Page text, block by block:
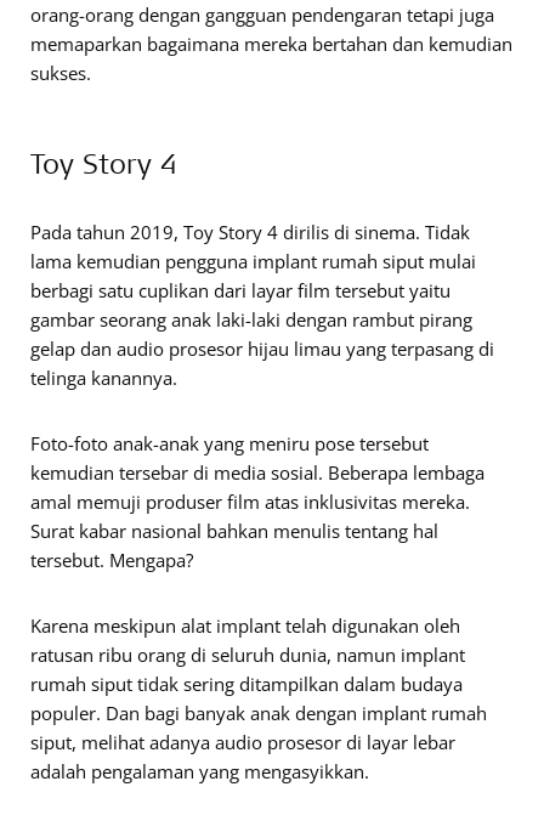
orang-orang dengan gangguan pendengaran tetapi juga
memaparkan bagaimana mereka bertahan dan kemudian
sukses.
Toy Story 4
Pada tahun 2019, Toy Story 4 dirilis di sinema. Tidak
lama kemudian pengguna implant rumah siput mulai
berbagi satu cuplikan dari layar film tersebut yaitu
gambar seorang anak laki-laki dengan rambut pirang
gelap dan audio prosesor hijau limau yang terpasang di
telinga kanannya.
Foto-foto anak-anak yang meniru pose tersebut
kemudian tersebar di media sosial. Beberapa lembaga
amal memuji produser film atas inklusivitas mereka.
Surat kabar nasional bahkan menulis tentang hal
tersebut. Mengapa?
Karena meskipun alat implant telah digunakan oleh
ratusan ribu orang di seluruh dunia, namun implant
rumah siput tidak sering ditampilkan dalam budaya
populer. Dan bagi banyak anak dengan implant rumah
siput, melihat adanya audio prosesor di layar lebar
adalah pengalaman yang mengasyikkan.